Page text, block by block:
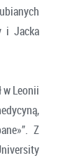
i Jacka
w Leonii
Z